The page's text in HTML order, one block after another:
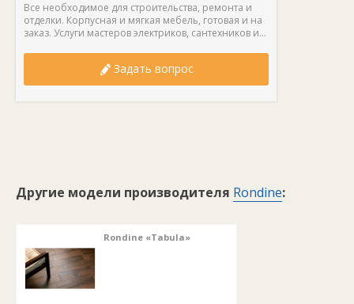
Все необходимое для строительства, ремонта и
отделки. Корпусная и мягкая мебель, готовая и на
заказ. Услуги мастеров электриков, сантехников и...
Задать вопрос
Другие модели производителя Rondine:
Rondine «Tabula»